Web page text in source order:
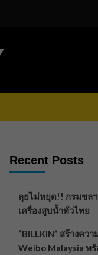
Recent Posts
ลุยไม่หยุด!! กรมชลฯ
เครื่องสูบน้ำทั่วไทย
“BILLKIN” สร้างคว
Weibo Malaysia พ